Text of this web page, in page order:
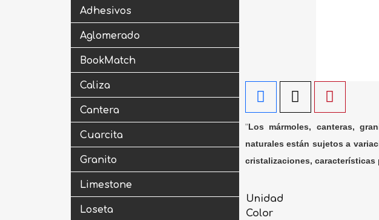
Adhesivos
Aglomerado
BookMatch
Caliza
Cantera
Cuarcita
Granito
Limestone
Loseta
"Los mármoles, canteras,
naturales están sujetos a
cristalizaciones,
Unidad
Color